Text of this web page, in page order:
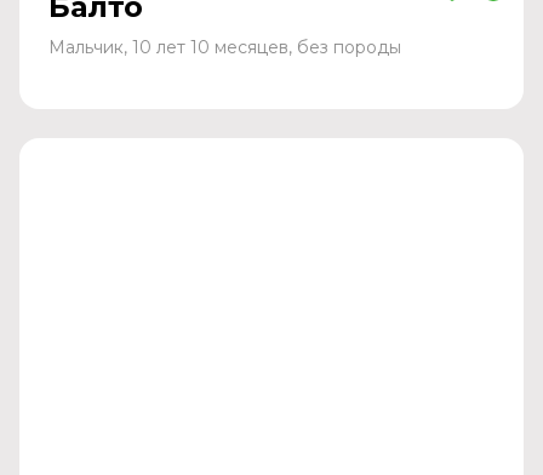
Мальчик, 10 лет 10 месяцев, без породы